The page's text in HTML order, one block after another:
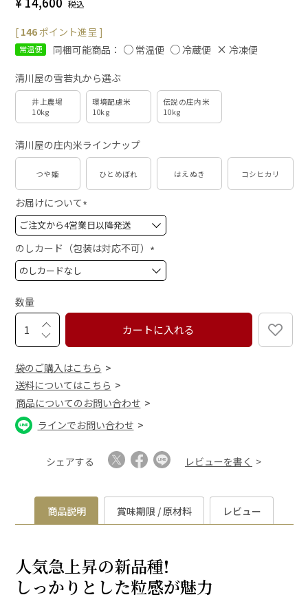
税込
[ 146ポイント進呈 ]
常温便 同梱可能商品： 常温便 冷蔵便 冷凍便
清川屋の雪若丸から選ぶ
井上農場
10kg
環境配慮米
10kg
伝説の庄内米
10kg
清川屋の庄内米ラインナップ
つや姫 ひとめぼれ はえぬき コシヒカリ
お届けについて
(
必
須
)
のしカード（包装は対応不可）
(
必
数量
カートに入れる
袋のご購入はこちら
送料についてはこちら
商品についてのお問い合わせ
ラインでお問い合わせ
シェアする レビューを書く
商品説明 賞味期限 / 原材料 レビュー
人気急上昇の新品種!
しっかりとした粒感が魅力